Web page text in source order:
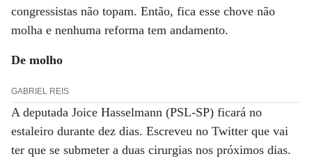
congressistas não topam. Então, fica esse chove não
molha e nenhuma reforma tem andamento.
De molho
GABRIEL REIS
A deputada Joice Hasselmann (PSL-SP) ficará no
estaleiro durante dez dias. Escreveu no Twitter que vai
ter que se submeter a duas cirurgias nos próximos dias.